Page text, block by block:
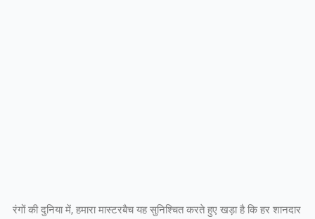
रंगों की दुनिया में, हमारा मास्टरबैच यह सुनिश्चित करते हुए खड़ा है कि हर शानदार